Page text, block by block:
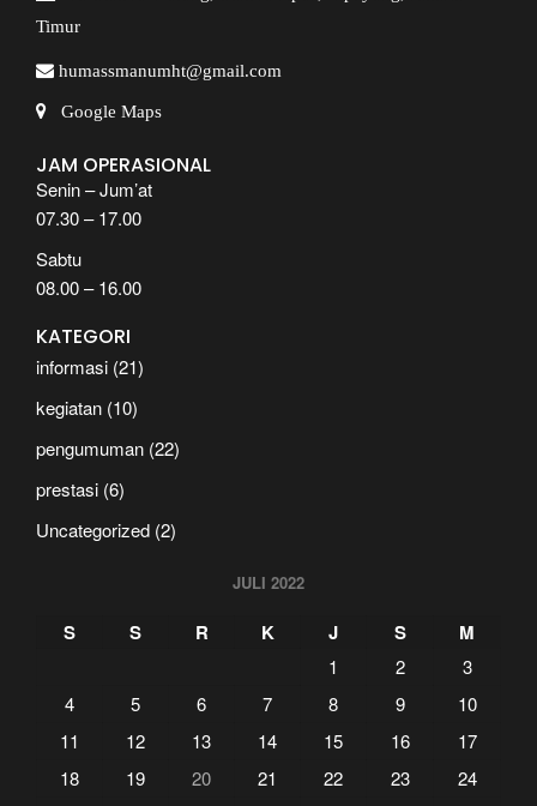
Timur
humassmanumht@gmail.com
Google Maps
JAM OPERASIONAL
Senin – Jum’at
07.30 – 17.00
Sabtu
08.00 – 16.00
KATEGORI
informasi (21)
kegiatan (10)
pengumuman (22)
prestasi (6)
Uncategorized (2)
JULI 2022
S S R K J S M
1 2
3
4
5 6 7 8 9
10
11
12 13 14 15 16
17
18
19 20 21 22 23
24